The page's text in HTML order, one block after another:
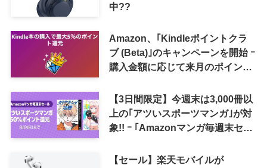
中??
Amazon、｢Kindleポイントクラ
ブ (Beta)｣のキャンペーンを開始 ｰ
購入金額に応じて来月のポイント
【3日間限定】今週末は3,000冊以
上の｢アツいスポーツマンガ｣が対
象!! ｰ ｢Amazonマンガ毎週末セー
【セール】楽天モバイルが